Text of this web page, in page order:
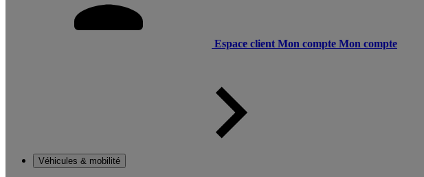
Espace client Mon compte Mon compte
Véhicules & mobilité